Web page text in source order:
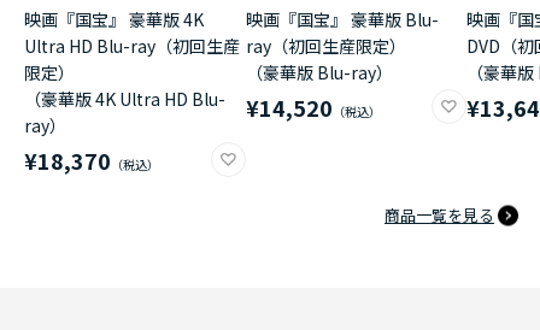
映画『国宝』 豪華版 4K
Ultra HD Blu-ray（初回生産
限定）
（豪華版 4K Ultra HD Blu-
ray）
¥18,370
映画『国宝』 豪華版 Blu-
ray（初回生産限定）
（豪華版 Blu-ray）
¥14,520
映画『国
DVD（
（豪華
商品一覧を見る